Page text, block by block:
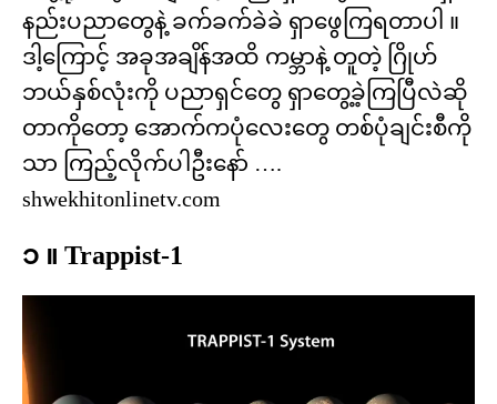
နည်းပညာတွေနဲ့ ခက်ခက်ခဲခဲ ရှာဖွေကြရတာပါ ။
ဒါ့ကြောင့် အခုအချိန်အထိ ကမ္ဘာနဲ့ တူတဲ့ ဂြိုဟ်
ဘယ်နှစ်လုံးကို ပညာရှင်တွေ ရှာတွေ့ခဲ့ကြပြီလဲဆို
တာကိုတော့ အောက်ကပုံလေးတွေ တစ်ပုံချင်းစီကို
သာ ကြည့်လိုက်ပါဦးနော် ….
shwekhitonlinetv.com
၁ ။ Trappist-1